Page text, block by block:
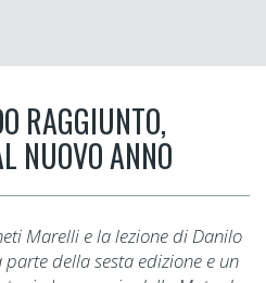
RAGGIUNTO,
NUOVO ANNO
Marelli e la lezione di Danilo
della sesta edizione e un